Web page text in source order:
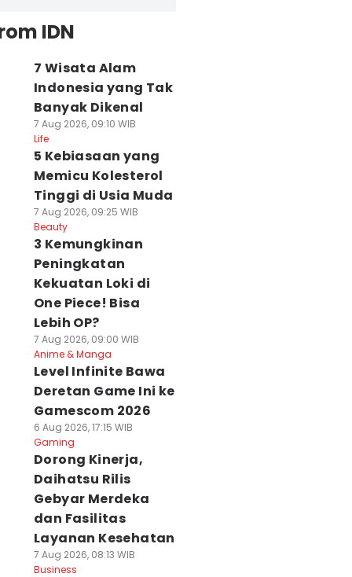
IDN
7 Wisata Alam
Indonesia yang Tak
Banyak Dikenal
7 Aug 2026, 09:10 WIB
Life
5 Kebiasaan yang
Memicu Kolesterol
Tinggi di Usia Muda
7 Aug 2026, 09:25 WIB
Beauty
3 Kemungkinan
Peningkatan
Kekuatan Loki di
One Piece! Bisa
Lebih OP?
7 Aug 2026, 09:00 WIB
Anime & Manga
Level Infinite Bawa
Deretan Game Ini ke
Gamescom 2026
6 Aug 2026, 17:15 WIB
Gaming
Dorong Kinerja,
Daihatsu Rilis
Gebyar Merdeka
dan Fasilitas
Layanan Kesehatan
7 Aug 2026, 08:13 WIB
Business